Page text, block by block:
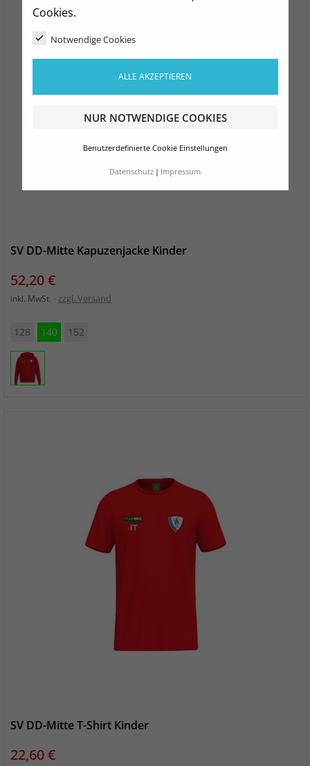
Cookies.
Notwendige Cookies
ALLE AKZEPTIEREN
NUR NOTWENDIGE COOKIES
Benutzerdefinierte Cookie Einstellungen
Datenschutz Impressum
SV DD-Mitte Kapuzenjacke Kinder
Preis
52,20 €
inkl. MwSt. zzgl. Versand
128 140 152
SV DD-Mitte T-Shirt Kinder
Preis
22,60 €